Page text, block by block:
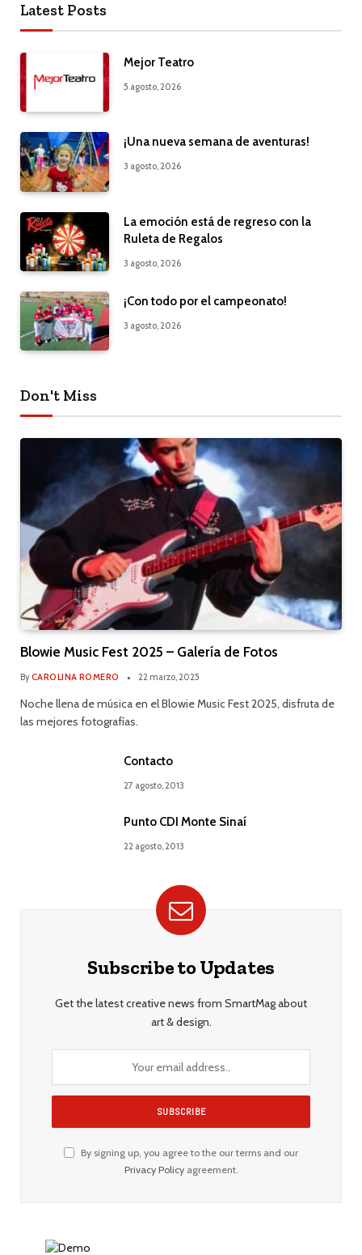
Latest Posts
Mejor Teatro
5 agosto, 2026
¡Una nueva semana de aventuras!
3 agosto, 2026
La emoción está de regreso con la
Ruleta de Regalos
3 agosto, 2026
¡Con todo por el campeonato!
3 agosto, 2026
Don't Miss
Blowie Music Fest 2025 – Galería de Fotos
ByCAROLINA ROMERO 22 marzo, 2025
Noche llena de música en el Blowie Music Fest 2025, disfruta de
las mejores fotografías.
Contacto
27 agosto, 2013
Punto CDI Monte Sinaí
22 agosto, 2013
Subscribe to Updates
Get the latest creative news from SmartMag about
art & design.
By signing up, you agree to the our terms and our
Privacy Policyagreement.